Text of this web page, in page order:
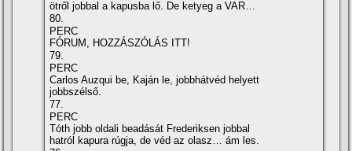
ötről jobbal a kapusba lő. De ketyeg a VAR…
80.
PERC
FÓRUM, HOZZÁSZÓLÁS ITT!
79.
PERC
Carlos Auzqui be, Kaján le, jobbhátvéd helyett
jobbszélső.
77.
PERC
Tóth jobb oldali beadását Frederiksen jobbal
hatról kapura rúgja, de véd az olasz… ám les.